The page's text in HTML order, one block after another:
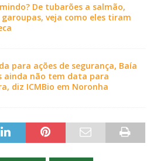
De tubarões a salmão,
veja como eles tiram
para ações de segurança, Baía
ainda não tem data para
diz ICMBio em Noronha